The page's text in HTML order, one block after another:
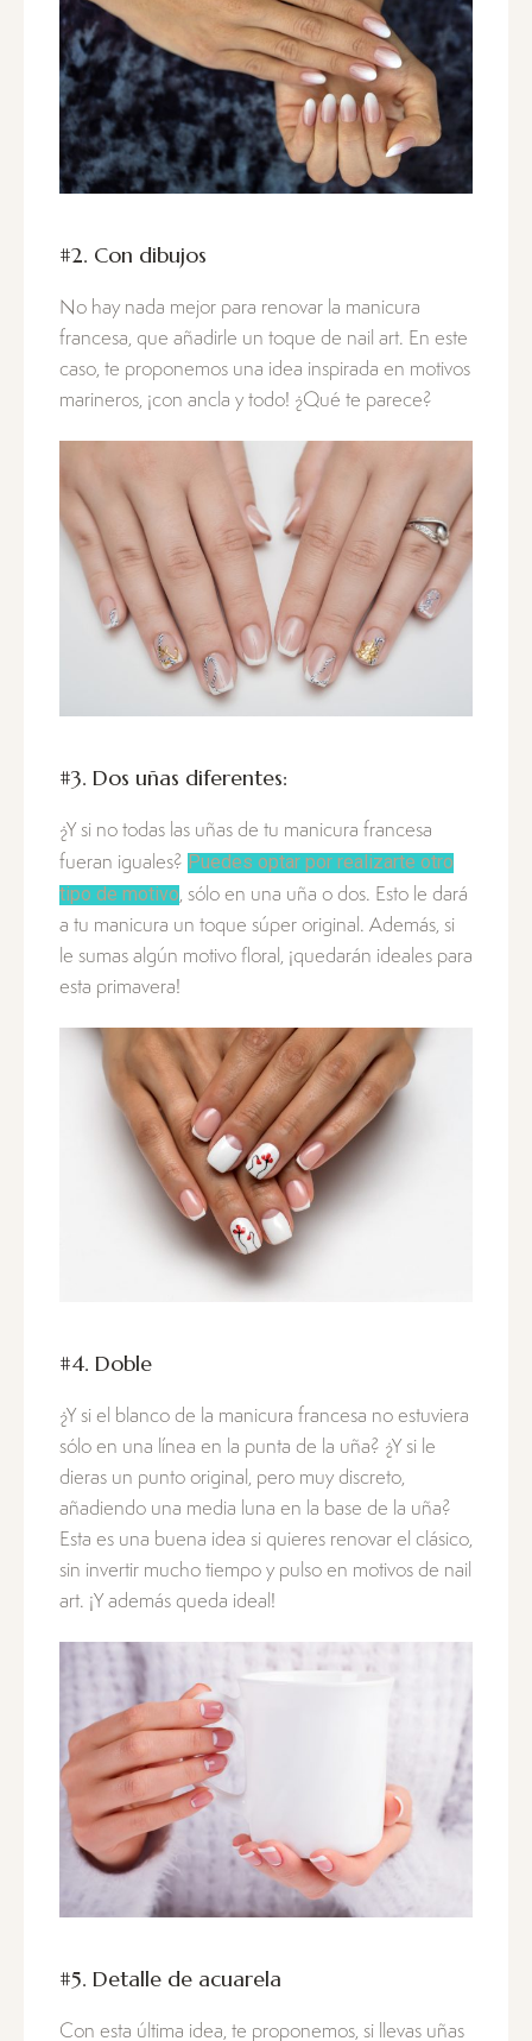
#2. Con dibujos
No hay nada mejor para renovar la manicura
francesa, que añadirle un toque de nail art. En este
caso, te proponemos una idea inspirada en motivos
marineros, ¡con ancla y todo! ¿Qué te parece?
#3. Dos uñas diferentes:
¿Y si no todas las uñas de tu manicura francesa
fueran iguales? Puedes optar por realizarte otro
tipo de motivo, sólo en una uña o dos. Esto le dará
a tu manicura un toque súper original. Además, si
le sumas algún motivo floral, ¡quedarán ideales para
esta primavera!
#4. Doble
¿Y si el blanco de la manicura francesa no estuviera
sólo en una línea en la punta de la uña? ¿Y si le
dieras un punto original, pero muy discreto,
añadiendo una media luna en la base de la uña?
Esta es una buena idea si quieres renovar el clásico,
sin invertir mucho tiempo y pulso en motivos de nail
art. ¡Y además queda ideal!
#5. Detalle de acuarela
Con esta última idea, te proponemos, si llevas uñas